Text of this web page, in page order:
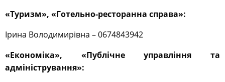
«Туризм», «Готельно-ресторанна справа»:
Ірина Володимирівна – 0674843942
«Економіка», «Публічне управління та
адміністрування»: